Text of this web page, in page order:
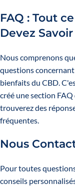
FAQ : Tout
Devez
Nous comprenons
questions
bienfaits du CBD.
créé une section
trouverez des
fréquentes.
Nous
Pour toutes
conseils